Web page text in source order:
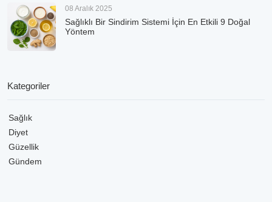
08 Aralık 2025
Sağlıklı Bir Sindirim Sistemi İçin En Etkili 9 Doğal
Yöntem
Kategoriler
Sağlık
Diyet
Güzellik
Gündem